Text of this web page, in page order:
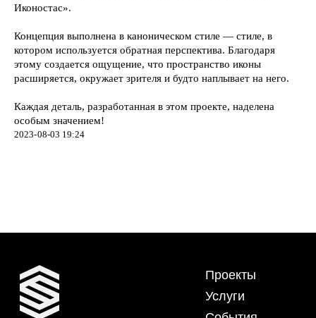
Иконостас».
Концепция выполнена в каноническом стиле — стиле, в
котором используется обратная перспектива. Благодаря
этому создается ощущение, что пространство иконы
расширяется, окружает зрителя и будто наплывает на него.
Каждая деталь, разработанная в этом проекте, наделена
особым значением!
2023-08-03 19:24
01
spectr@gpspectr.ru сайт
построен
вSupport
странца в vk
+7 (812) 448-55-
31